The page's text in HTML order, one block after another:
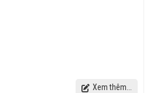
Xem thêm...